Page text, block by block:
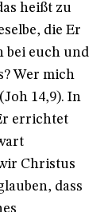
heißt zu
die Er
bei euch und
Wer mich
14,9). In
errichtet
Christus
dass